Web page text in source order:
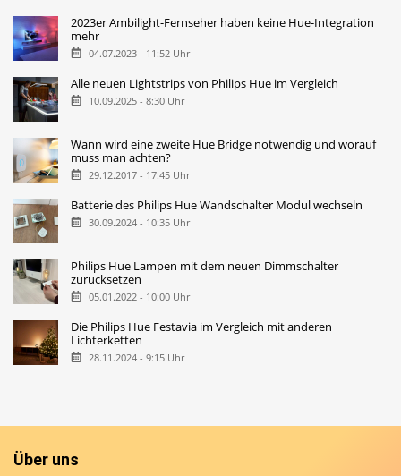
2023er Ambilight-Fernseher haben keine Hue-Integration
mehr
04.07.2023 - 11:52 Uhr
Alle neuen Lightstrips von Philips Hue im Vergleich
10.09.2025 - 8:30 Uhr
Wann wird eine zweite Hue Bridge notwendig und worauf
muss man achten?
29.12.2017 - 17:45 Uhr
Batterie des Philips Hue Wandschalter Modul wechseln
30.09.2024 - 10:35 Uhr
Philips Hue Lampen mit dem neuen Dimmschalter
zurücksetzen
05.01.2022 - 10:00 Uhr
Die Philips Hue Festavia im Vergleich mit anderen
Lichterketten
28.11.2024 - 9:15 Uhr
Über uns